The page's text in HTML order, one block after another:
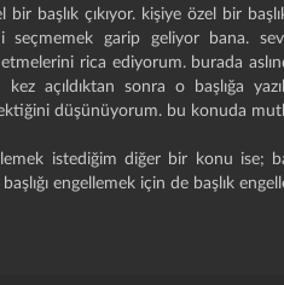
bir başlık çıkıyor. kişiye özel bir
seçmemek garip geliyor bana.
rica ediyorum. burada
kez açıldıktan sonra o başlığa
düşünüyorum. bu konuda
istediğim diğer bir konu ise;
başlığı engellemek için de başlık